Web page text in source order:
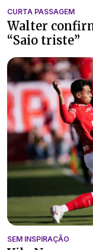
CURTA PASSAGEM
Walter
“Saio triste”
SEM INSPIRAÇÃO